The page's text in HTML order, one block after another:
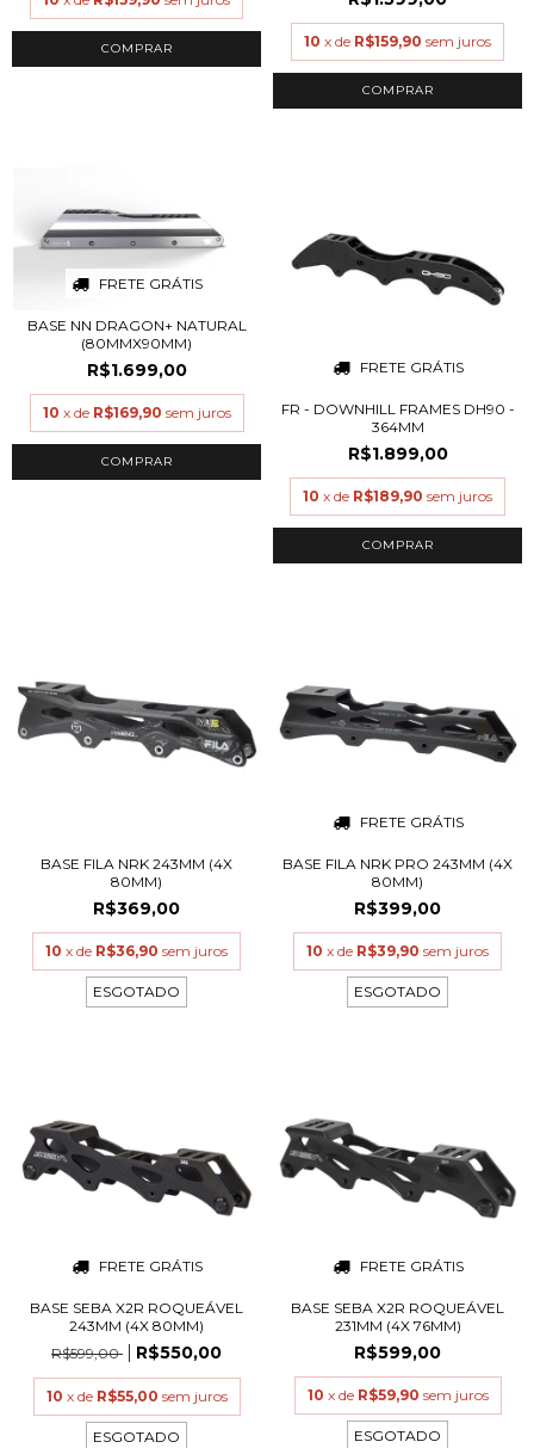
COMPRAR 10 x de R$159,90 sem juros
COMPRAR
FRETE GRÁTIS
BASE NN DRAGON+ NATURAL
(80MMX90MM)
R$1.699,00
10 x de R$169,90 sem juros
COMPRAR
FRETE GRÁTIS
FR - DOWNHILL FRAMES DH90 -
364MM
R$1.899,00
10 x de R$189,90 sem juros
COMPRAR
BASE FILA NRK 243MM (4X
80MM)
R$369,00
10 x de R$36,90 sem juros
ESGOTADO
FRETE GRÁTIS
BASE FILA NRK PRO 243MM (4X
80MM)
R$399,00
10 x de R$39,90 sem juros
ESGOTADO
FRETE GRÁTIS
BASE SEBA X2R ROQUEÁVEL
243MM (4X 80MM)
R$599,00
R$550,00
10 x de R$55,00 sem juros
ESGOTADO
FRETE GRÁTIS
BASE SEBA X2R ROQUEÁVEL
231MM (4X 76MM)
R$599,00
10 x de R$59,90 sem juros
ESGOTADO